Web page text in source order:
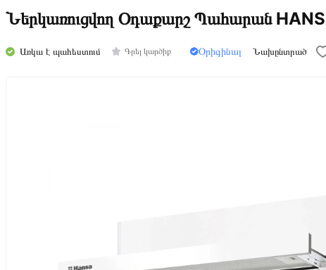
Ներկառուցվող Օդաքարշ Պահարան
Առկա է պահեստում Գրել կարծիք Օրիգինալ Նախընտրած